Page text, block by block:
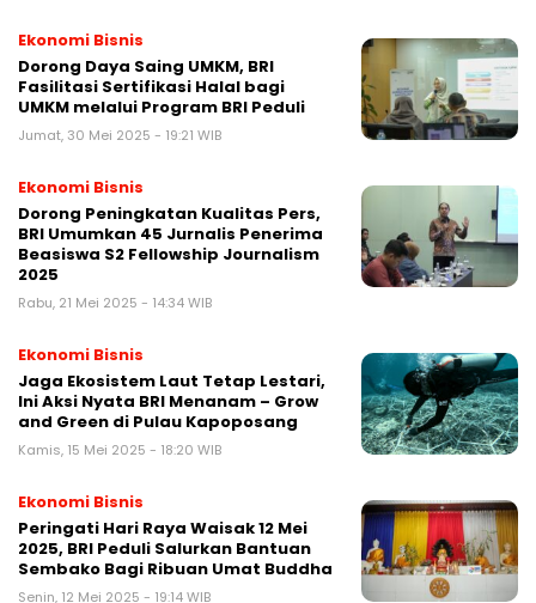
Ekonomi Bisnis
Dorong Daya Saing UMKM, BRI
Fasilitasi Sertifikasi Halal bagi
UMKM melalui Program BRI Peduli
Jumat, 30 Mei 2025 - 19:21 WIB
Ekonomi Bisnis
Dorong Peningkatan Kualitas Pers,
BRI Umumkan 45 Jurnalis Penerima
Beasiswa S2 Fellowship Journalism
2025
Rabu, 21 Mei 2025 - 14:34 WIB
Ekonomi Bisnis
Jaga Ekosistem Laut Tetap Lestari,
Ini Aksi Nyata BRI Menanam – Grow
and Green di Pulau Kapoposang
Kamis, 15 Mei 2025 - 18:20 WIB
Ekonomi Bisnis
Peringati Hari Raya Waisak 12 Mei
2025, BRI Peduli Salurkan Bantuan
Sembako Bagi Ribuan Umat Buddha
Senin, 12 Mei 2025 - 19:14 WIB